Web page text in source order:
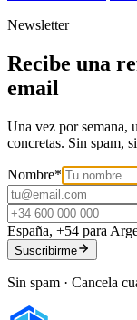
Newsletter
Recibe una
email
Una vez por semana,
concretas. Sin spam,
Nombre*
España, +54 para
Suscribirme
Sin spam · Cancela